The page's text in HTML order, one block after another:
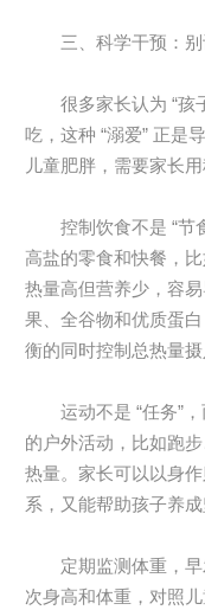
三、科学干预：别
很多家长认为 “孩子
吃，这种 “溺爱” 正是
儿童肥胖，需要家长用
控制饮食不是 “节食
高盐的零食和快餐，
热量高但营养少，容
果、全谷物和优质蛋
衡的同时控制总热量摄
运动不是 “任务”，
的户外活动，比如跑
热量。家长可以以身
系，又能帮助孩子养成
定期监测体重，早
次身高和体重，对照